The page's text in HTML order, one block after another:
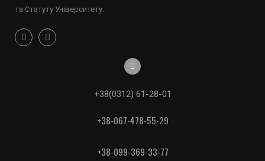
та Статуту Університету.
+38(0312) 61-28-01
+38-067-478-55-29
+38-099-369-33-77